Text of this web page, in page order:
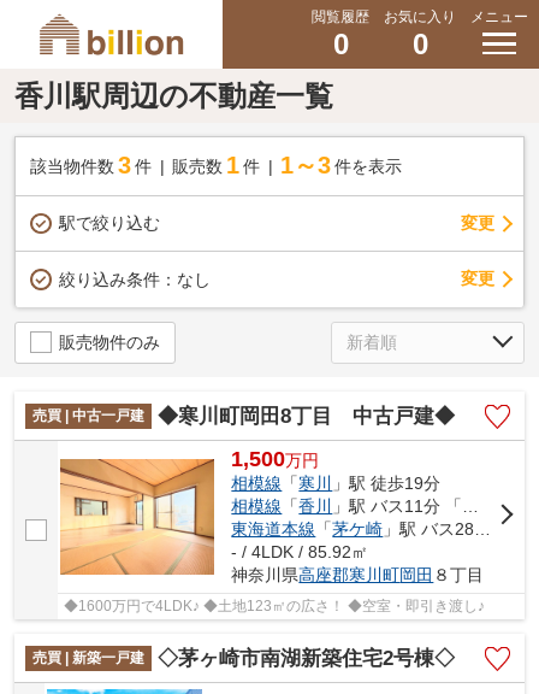
閲覧履歴
0
お気に入り
0
メニュー
香川駅周辺の不動産一覧
該当物件数 3件 販売数 1 件 1～3 件を表示
駅で絞り込む 変更
絞り込み条件： なし 変更
販売物件のみ
売買 | 中古一戸建 ◆寒川町岡田8丁目 中古戸建◆
1,500万円
相模線 「寒川
」駅 徒歩19分
相模線 「香川
」駅 バス11分 「越の山入口」 停歩7分
東海道本線 「茅ケ崎 」駅 バス28分 「越の山入口」 停歩7分
- / 4LDK / 85.92㎡
神奈川県高座郡寒川町岡田 ８丁目
◆1600万円で4LDK♪ ◆土地123㎡の広さ！ ◆空室・即引き渡し♪
売買 | 新築一戸建 ◇茅ヶ崎市南湖新築住宅2号棟◇